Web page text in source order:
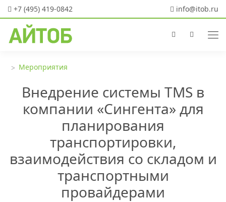
+7 (495) 419-0842 info@itob.ru
Мероприятия
Внедрение системы TMS в
компании «Сингента» для
планирования
транспортировки,
взаимодействия со складом и
транспортными
провайдерами